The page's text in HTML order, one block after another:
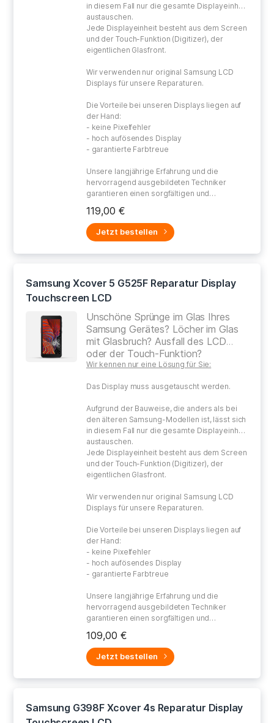
in diesem Fall nur die gesamte Displayeinheit
austauschen.
Jede Displayeinheit besteht aus dem Screen
und der Touch-Funktion (Digitizer), der
eigentlichen Glasfront.
Wir verwenden nur original Samsung LCD
Displays für unsere Reparaturen.
Die Vorteile bei unseren Displays liegen auf
der Hand:
- keine Pixelfehler
- hoch aufösendes Display
- garantierte Farbtreue
Unsere langjährige Erfahrung und die
hervorragend ausgebildeten Techniker
garantieren einen sorgfältigen und
Ihres defekten Gerätes.
119,00 €
Jetzt bestellen
Samsung Xcover 5 G525F Reparatur Display
Touchscreen LCD
Unschöne Sprünge im Glas Ihres
Samsung Gerätes? Löcher im Glas
mit Glasbruch? Ausfall des LCD
oder der Touch-Funktion?
Wir kennen nur eine Lösung für Sie:
Das Display muss ausgetauscht werden.
Aufgrund der Bauweise, die anders als bei
den älteren Samsung-Modellen ist, lässt sich
in diesem Fall nur die gesamte Displayeinheit
austauschen.
Jede Displayeinheit besteht aus dem Screen
und der Touch-Funktion (Digitizer), der
eigentlichen Glasfront.
Wir verwenden nur original Samsung LCD
Displays für unsere Reparaturen.
Die Vorteile bei unseren Displays liegen auf
der Hand:
- keine Pixelfehler
- hoch aufösendes Display
- garantierte Farbtreue
Unsere langjährige Erfahrung und die
hervorragend ausgebildeten Techniker
garantieren einen sorgfältigen und
Ihres defekten Gerätes.
109,00 €
Jetzt bestellen
Samsung G398F Xcover 4s Reparatur Display